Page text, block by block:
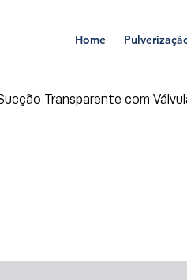
Home
Transparente com